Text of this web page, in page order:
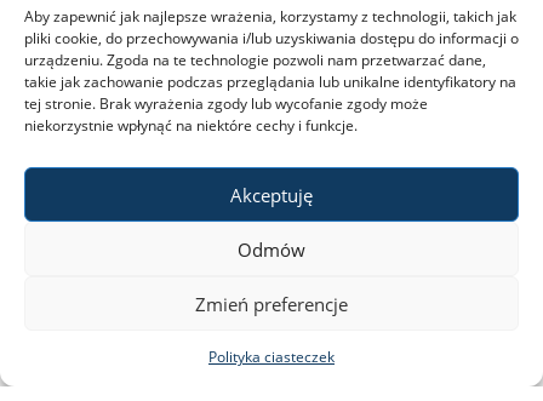
Aby zapewnić jak najlepsze wrażenia, korzystamy z technologii, takich jak
pliki cookie, do przechowywania i/lub uzyskiwania dostępu do informacji o
urządzeniu. Zgoda na te technologie pozwoli nam przetwarzać dane,
takie jak zachowanie podczas przeglądania lub unikalne identyfikatory na
tej stronie. Brak wyrażenia zgody lub wycofanie zgody może
niekorzystnie wpłynąć na niektóre cechy i funkcje.
Akceptuję
Odmów
Zmień preferencje
Polityka ciasteczek